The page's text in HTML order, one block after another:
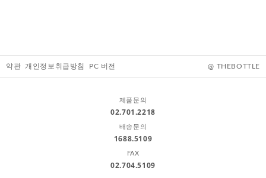
약관 개인정보취급방침 PC 버전 @ THEBOTTLE
제품문의
02.701.2218
배송문의
1688.5109
FAX
02.704.5109